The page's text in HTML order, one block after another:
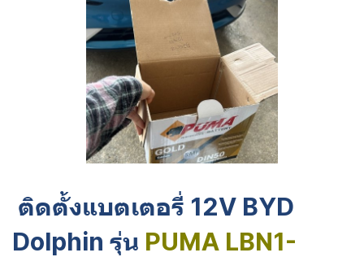
ติดตั้งแบตเตอรี่ 12V BYD
Dolphin รุ่น PUMA LBN1-